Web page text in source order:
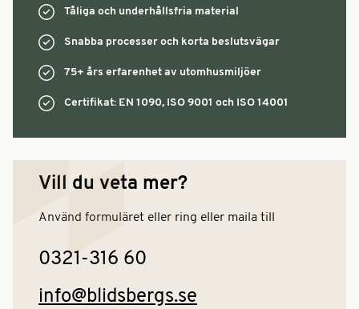
Tåliga och underhållsfria material
Snabba processer och korta beslutsvägar
75+ års erfarenhet av utomhusmiljöer
Certifikat: EN 1090, ISO 9001 och ISO 14001
Vill du veta mer?
Använd formuläret eller ring eller maila till
0321-316 60
info@blidsbergs.se